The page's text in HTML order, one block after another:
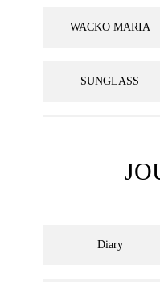
WACKO MARIA
SUNGLASS
Diary